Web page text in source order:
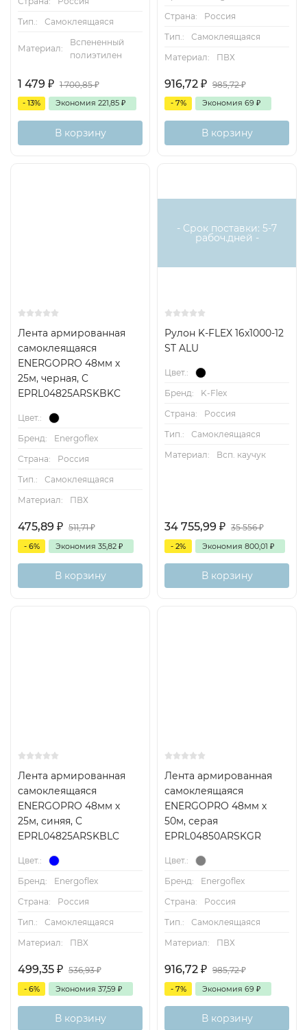
Тип.:
Самоклеящаяся
Материал:
Вспененный
полиэтилен
1 479 ₽ 1 700,85₽
- 13% Экономия 221,85 ₽
В корзину
Страна:
Россия
Тип.:
Самоклеящаяся
Материал:
ПВХ
916,72 ₽ 985,72₽
- 7% Экономия 69 ₽
В корзину
Лента армированная
самоклеящаяся
ENERGOPRO 48мм х
25м, черная, C
EPRL04825ARSKBKC
Цвет.:
Бренд:
Energoflex
Страна:
Россия
Тип.:
Самоклеящаяся
Материал:
ПВХ
475,89 ₽ 511,71₽
- 6% Экономия 35,82 ₽
В корзину
- Срок поставки: 5-7
рабоч.дней -
Рулон K-FLEX 16x1000-12
ST ALU
Цвет.:
Бренд:
K-Flex
Страна:
Россия
Тип.:
Самоклеящаяся
Материал:
Всп. каучук
34 755,99 ₽ 35 556₽
- 2% Экономия 800,01 ₽
В корзину
Лента армированная
самоклеящаяся
ENERGOPRO 48мм х
25м, синяя, C
EPRL04825ARSKBLC
Цвет.:
Бренд:
Energoflex
Страна:
Россия
Тип.:
Самоклеящаяся
Материал:
ПВХ
499,35 ₽ 536,93₽
- 6% Экономия 37,59 ₽
В корзину
Лента армированная
самоклеящаяся
ENERGOPRO 48мм х
50м, серая
EPRL04850ARSKGR
Цвет.:
Бренд:
Energoflex
Страна:
Россия
Тип.:
Самоклеящаяся
Материал:
ПВХ
916,72 ₽ 985,72₽
- 7% Экономия 69 ₽
В корзину